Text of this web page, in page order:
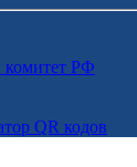
комитет РФ
QR кодов